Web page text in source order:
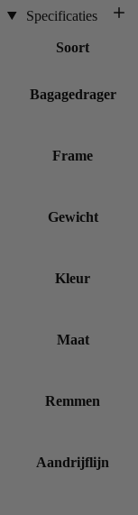
Specificaties
Soort
Bagagedrager
Frame
Gewicht
Kleur
Maat
Remmen
Aandrijflijn